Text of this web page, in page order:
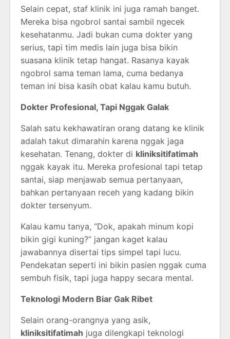
Selain cepat, staf klinik ini juga ramah banget.
Mereka bisa ngobrol santai sambil ngecek
kesehatanmu. Jadi bukan cuma dokter yang
serius, tapi tim medis lain juga bisa bikin
suasana klinik tetap hangat. Rasanya kayak
ngobrol sama teman lama, cuma bedanya
teman ini bisa kasih obat kalau kamu butuh.
Dokter Profesional, Tapi Nggak Galak
Salah satu kekhawatiran orang datang ke klinik
adalah takut dimarahin karena nggak jaga
kesehatan. Tenang, dokter di kliniksitifatimah
nggak kayak itu. Mereka profesional tapi tetap
santai, siap menjawab semua pertanyaan,
bahkan pertanyaan receh yang kadang bikin
dokter tersenyum.
Kalau kamu tanya, “Dok, apakah minum kopi
bikin gigi kuning?” jangan kaget kalau
jawabannya disertai tips simpel tapi lucu.
Pendekatan seperti ini bikin pasien nggak cuma
sembuh fisik, tapi juga happy secara mental.
Teknologi Modern Biar Gak Ribet
Selain orang-orangnya yang asik,
kliniksitifatimah juga dilengkapi teknologi